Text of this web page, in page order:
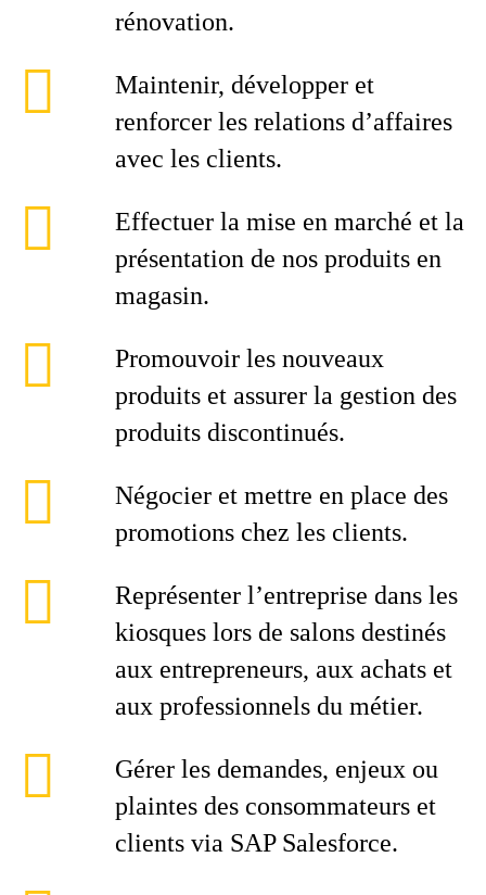
rénovation.
Maintenir, développer et
renforcer les relations d’affaires
avec les clients.
Effectuer la mise en marché et la
présentation de nos produits en
magasin.
Promouvoir les nouveaux
produits et assurer la gestion des
produits discontinués.
Négocier et mettre en place des
promotions chez les clients.
Représenter l’entreprise dans les
kiosques lors de salons destinés
aux entrepreneurs, aux achats et
aux professionnels du métier.
Gérer les demandes, enjeux ou
plaintes des consommateurs et
clients via SAP Salesforce.